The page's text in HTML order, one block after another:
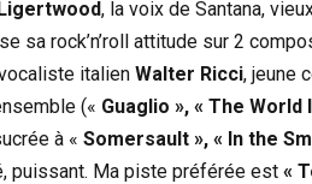
, la voix de Santana,
sa rock’n’roll attitude sur 2
italienWalter Ricci, jeune
(« Guaglio », « The World
à «Somersault », « In the
puissant. Ma piste préférée est«